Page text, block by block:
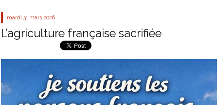
mardi 31 mars 2026
L’agriculture française sacrifiée